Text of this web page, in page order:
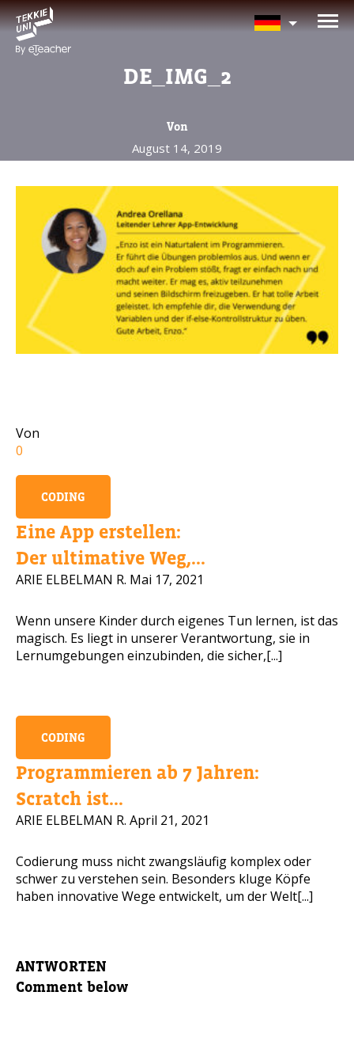
DE_IMG_2
Von
August 14, 2019
Von
0
CODING
Eine App erstellen:
Der ultimative Weg,...
ARIE ELBELMAN R. Mai 17, 2021
Wenn unsere Kinder durch eigenes Tun lernen, ist das
magisch. Es liegt in unserer Verantwortung, sie in
Lernumgebungen einzubinden, die sicher,[...]
CODING
Programmieren ab 7 Jahren:
Scratch ist...
ARIE ELBELMAN R. April 21, 2021
Codierung muss nicht zwangsläufig komplex oder
schwer zu verstehen sein. Besonders kluge Köpfe
haben innovative Wege entwickelt, um der Welt[...]
ANTWORTEN
Comment below
BRAUCHEN SIE HILFE BEI
DER KURSAUSWAHL?
Eltern vollständiger Name
Alter Ihres Kindes
Alter Ihres Kindes
Eltern E-Mail